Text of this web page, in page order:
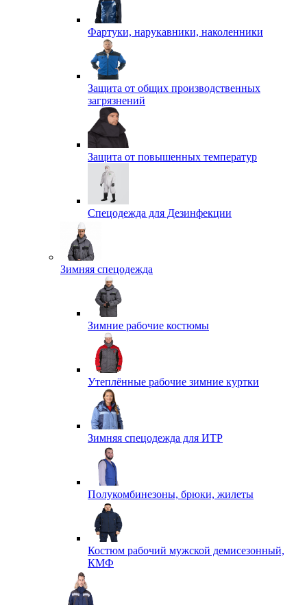
Фартуки, нарукавники, наколенники
Защита от общих производственных
загрязнений
Защита от повышенных температур
Спецодежда для Дезинфекции
Зимняя спецодежда
Зимние рабочие костюмы
Утеплённые рабочие зимние куртки
Зимняя спецодежда для ИТР
Полукомбинезоны, брюки, жилеты
Костюм рабочий мужской демисезонный,
КМФ